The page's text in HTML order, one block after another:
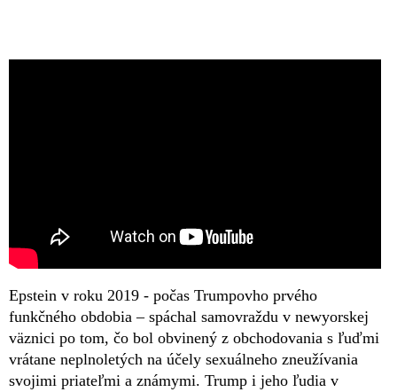
Epstein v roku 2019 - počas Trumpovho prvého
funkčného obdobia – spáchal samovraždu v newyorskej
väznici po tom, čo bol obvinený z obchodovania s ľuďmi
vrátane neplnoletých na účely sexuálneho zneužívania
svojimi priateľmi a známymi. Trump i jeho ľudia v